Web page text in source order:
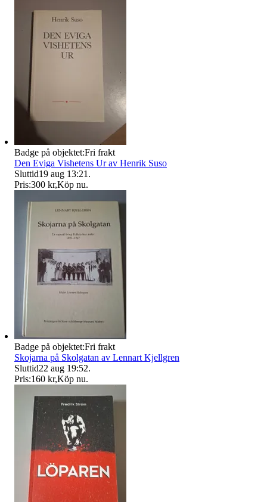
Badge på objektet:Fri frakt
Den Eviga Vishetens Ur av Henrik Suso
Sluttid19 aug 13:21 .
Pris:300 kr,Köp nu.
Badge på objektet:Fri frakt
Skojarna på Skolgatan av Lennart Kjellgren
Sluttid22 aug 19:52.
Pris:160 kr,Köp nu.